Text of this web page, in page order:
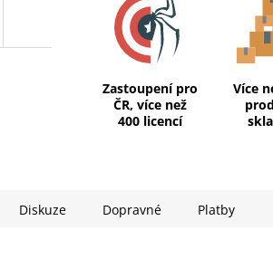
Zastoupení pro
ČR, více než
400 licencí
Více
Diskuze Dopravné Platby